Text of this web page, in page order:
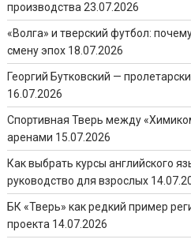
производства 23.07.2026
«Волга» и тверский футбол:
смену эпох 18.07.2026
Георгий Бутковский —
16.07.2026
Спортивная Тверь между
аренами 15.07.2026
Как выбрать курсы английского
руководство для взрослых
БК «Тверь» как редкий пример
проекта 14.07.2026